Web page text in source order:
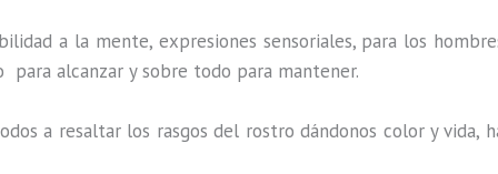
a la mente, expresiones sensoriales, para los
alcanzar y sobre todo para mantener.
a resaltar los rasgos del rostro dándonos color y vida,